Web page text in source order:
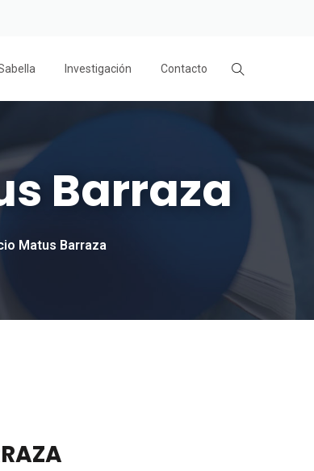
Investigación Contacto
Barraza
Matus Barraza